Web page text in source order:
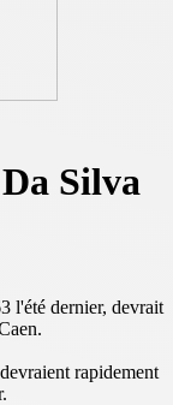
Silva
l'été dernier, devrait
rapidement